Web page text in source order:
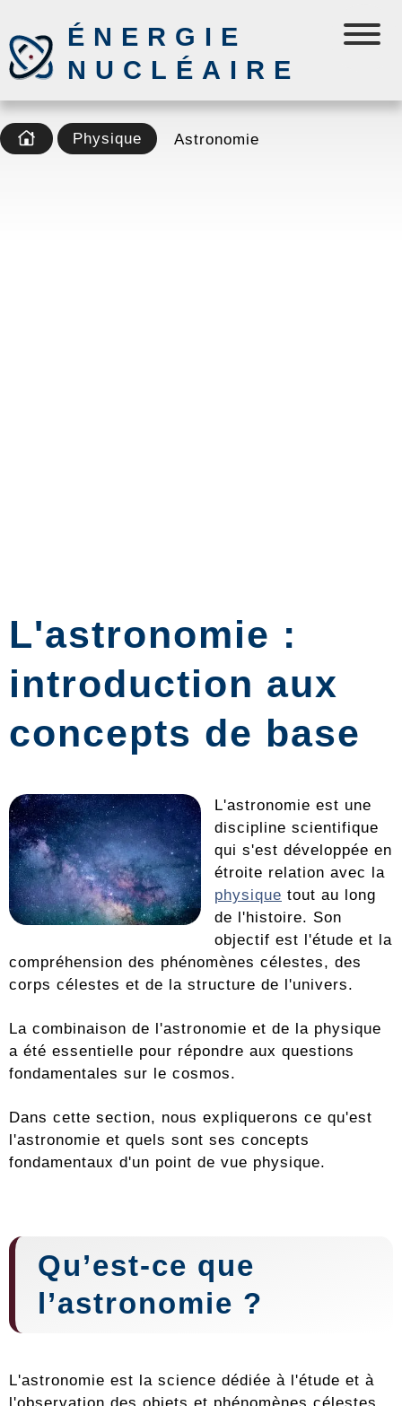
ÉNERGIE
NUCLÉAIRE
Physique Astronomie
L'astronomie :
introduction aux
concepts de base
L'astronomie est une
discipline scientifique
qui s'est développée en
étroite relation avec la
physique tout au long
de l'histoire. Son
objectif est l'étude et la
compréhension des phénomènes célestes, des
corps célestes et de la structure de l'univers.
La combinaison de l'astronomie et de la physique
a été essentielle pour répondre aux questions
fondamentales sur le cosmos.
Dans cette section, nous expliquerons ce qu'est
l'astronomie et quels sont ses concepts
fondamentaux d'un point de vue physique.
Qu’est-ce que
l’astronomie ?
L'astronomie est la science dédiée à l'étude et à